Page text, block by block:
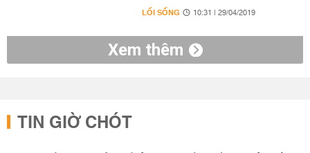
LỐI SỐNG 10:31 | 29/04/2019
Xem thêm
TIN GIỜ CHÓT